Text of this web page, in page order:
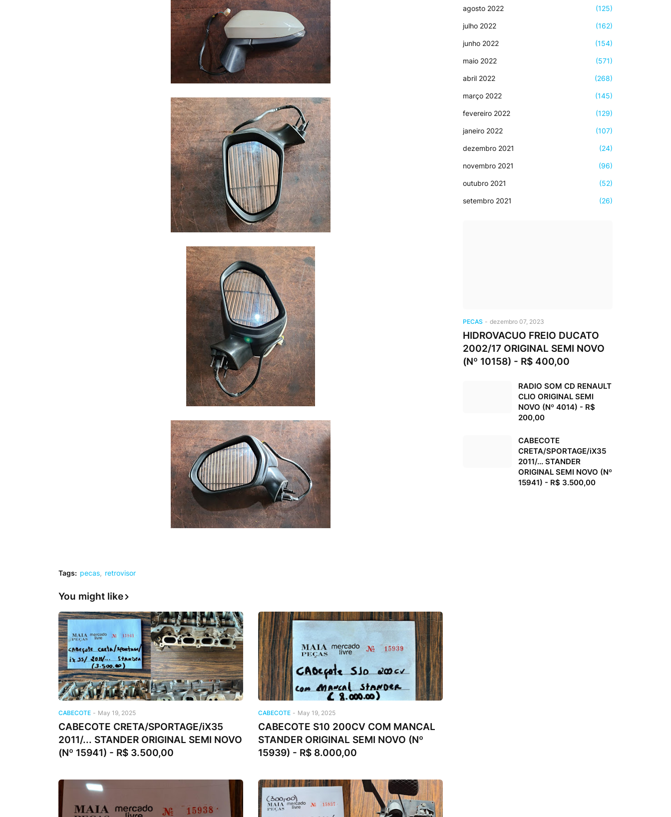
Tags: pecas retrovisor
You might like
CABECOTE - May 19, 2025
CABECOTE CRETA/SPORTAGE/iX35
2011/... STANDER ORIGINAL SEMI NOVO
(Nº 15941) - R$ 3.500,00
CABECOTE - May 19, 2025
CABECOTE S10 200CV COM MANCAL
STANDER ORIGINAL SEMI NOVO (Nº
15939) - R$ 8.000,00
agosto 2022 (125)
julho 2022 (162)
junho 2022 (154)
maio 2022 (571)
abril 2022 (268)
março 2022 (145)
fevereiro 2022 (129)
janeiro 2022 (107)
dezembro 2021 (24)
novembro 2021 (96)
outubro 2021 (52)
setembro 2021 (26)
PECAS - dezembro 07, 2023
HIDROVACUO FREIO DUCATO
2002/17 ORIGINAL SEMI NOVO
(Nº 10158) - R$ 400,00
RADIO SOM CD RENAULT
CLIO ORIGINAL SEMI
NOVO (Nº 4014) - R$
200,00
CABECOTE
CRETA/SPORTAGE/iX35
2011/... STANDER
ORIGINAL SEMI NOVO (Nº
15941) - R$ 3.500,00